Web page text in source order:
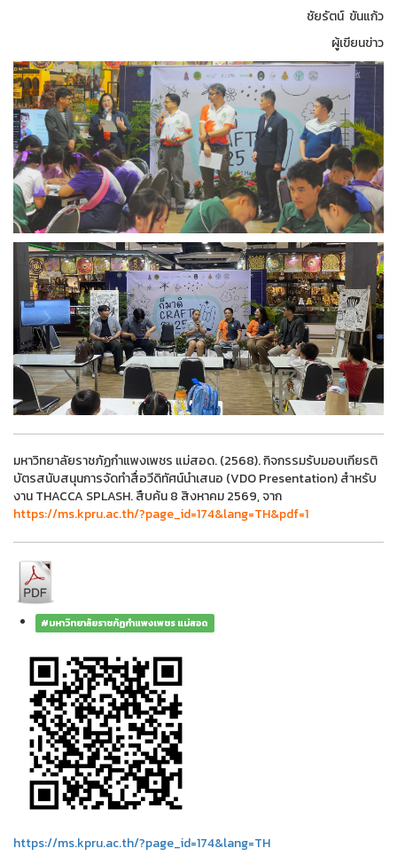
ชัยรัตน์ ขันแก้ว
ผู้เขียนข่าว
มหาวิทยาลัยราชภัฏกำแพงเพชร แม่สอด. (2568). กิจกรรมรับมอบเกียรติ
บัตรสนับสนุนการจัดทำสื่อวีดิทัศน์นำเสนอ (VDO Presentation) สำหรับ
งาน THACCA SPLASH. สืบค้น 8 สิงหาคม 2569, จาก
https://ms.kpru.ac.th/?page_id=174&lang=TH&pdf=1
#มหาวิทยาลัยราชภัฏกำแพงเพชร แม่สอด
https://ms.kpru.ac.th/?page_id=174&lang=TH